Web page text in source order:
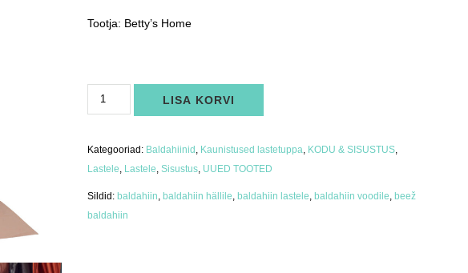
Tootja: Betty’s Home
beež
kogus
LISA KORVI
Kategooriad: Baldahiinid Kaunistused lastetuppa KODU & SISUSTUS
Lastele Lastele ,Sisustus UUED TOOTED
Sildid:baldahiin ,baldahiin hällile ,baldahiin lastele ,baldahiin voodile ,beež
baldahiin